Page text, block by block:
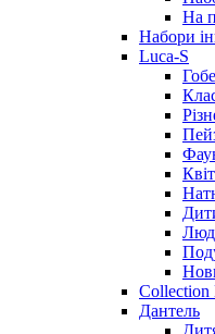
На
Набори
Luca-S
Дантель